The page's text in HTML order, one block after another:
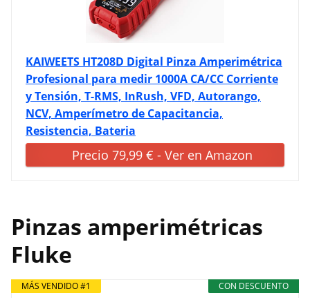
KAIWEETS HT208D Digital Pinza Amperimétrica
Profesional para medir 1000A CA/CC Corriente
y Tensión, T-RMS, InRush, VFD, Autorango,
NCV, Amperímetro de Capacitancia,
Resistencia, Bateria
Precio 79,99 € - Ver en Amazon
Pinzas amperimétricas
Fluke
CON DESCUENTO
MÁS VENDIDO #1